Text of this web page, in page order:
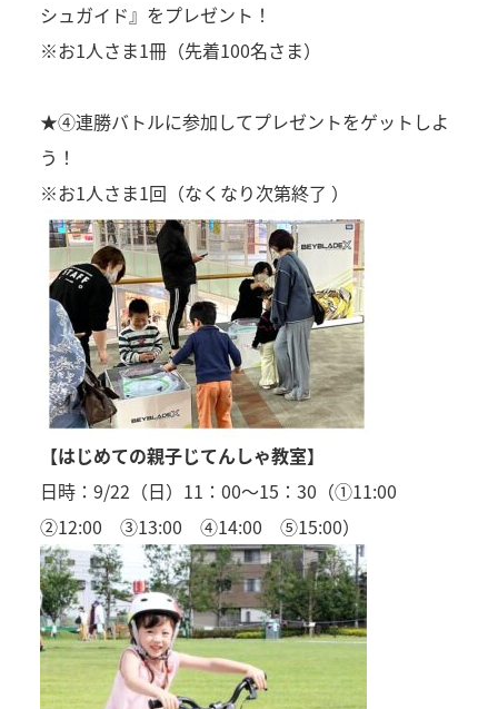
シュガイド』をプレゼント！
※お1人さま1冊（先着100名さま）
★④連勝バトルに参加してプレゼントをゲットしよ
う！
※お1人さま1回（なくなり次第終了 ）
【はじめての親子じてんしゃ教室】
日時：9/22（日）11：00～15：30（①11:00
②12:00 ③13:00 ④14:00 ⑤15:00）